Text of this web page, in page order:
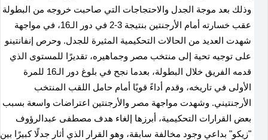
وذلك بعد موجة الجدل والاحتجاجات التي صاحبت خروجه من البطولة
عقب خسارته أمام الأرجنتين بنتيجة 3-2 في دور الـ16، في مواجهة
شهدت العديد من الحالات التحكيمية المثيرة للجدل. وحرص إنفانتينو
على توجيه تحية إلى منتخب مصر وجماهيره، تقديرًا للمستوى الذي
قدمه الفريق خلال البطولة، بعدما نجح في بلوغ دور الـ16 للمرة
الأولى في تاريخه، وقدم أداءً قويًا أمام حامل اللقب المنتخب
الأرجنتيني. وشهدت مواجهة مصر والأرجنتين اعتراضات واسعة بسبب
بعض القرارات التحكيمية، أبرزها إلغاء هدف مصطفى عبدالرؤوف
"زيكو" بداعي وجود مخالفة سابقة، وهو القرار الذي أثار جدلًا كبيرًا بين